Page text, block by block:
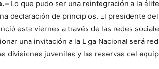
– Lo que pudo ser una reintegración a la
declaración de principios. El presidente
este viernes a través de las redes
una invitación a la Liga Nacional será
divisiones juveniles y las reservas del